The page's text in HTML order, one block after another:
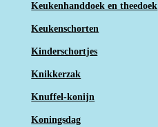
Keukenhanddoek en theedoek
Keukenschorten
Kinderschortjes
Knikkerzak
Knuffel-konijn
Koningsdag